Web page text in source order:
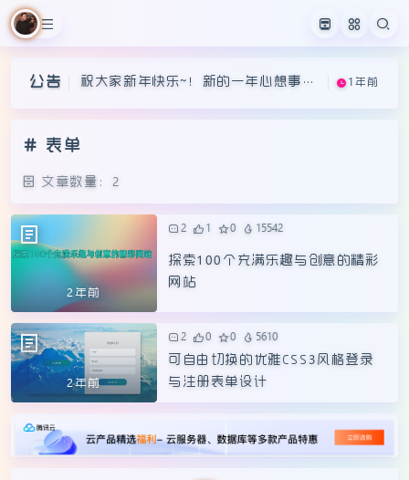
公告
1年前
~
祝大家新年快乐~！新的一年心想事成 1年前
表单
文章数量：2
2年前
2 1 0 15542
探索100个充满乐趣与创意的精彩
网站
2年前
2 0 0 5610
可自由切换的优雅CSS3风格登录
与注册表单设计